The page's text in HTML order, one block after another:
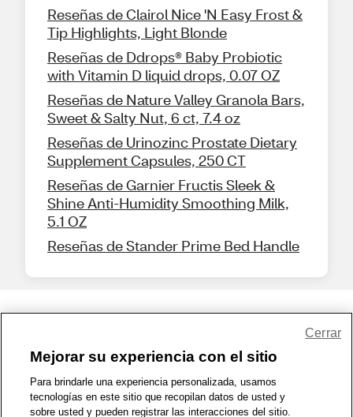
Reseñas de Clairol Nice 'N Easy Frost &
Tip Highlights, Light Blonde
Reseñas de Ddrops® Baby Probiotic
with Vitamin D liquid drops, 0.07 OZ
Reseñas de Nature Valley Granola Bars,
Sweet & Salty Nut, 6 ct, 7.4 oz
Reseñas de Urinozinc Prostate Dietary
Supplement Capsules, 250 CT
Reseñas de Garnier Fructis Sleek &
Shine Anti-Humidity Smoothing Milk,
5.1 OZ
Reseñas de Stander Prime Bed Handle
1-800-679-9691 | Contáctenos | Términos de Uso | Accesibilidad
Política de Privacidad | WA Privacy Policy | Mapa del sitio
Mejorar su experiencia con el sitio
Para brindarle una experiencia personalizada, usamos
tecnologías en este sitio que recopilan datos de usted y
sobre usted y pueden registrar las interacciones del sitio.
Cerrar